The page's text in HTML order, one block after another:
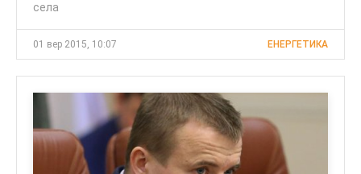
села
01 вер 2015, 10:07 ЕНЕРГЕТИКА